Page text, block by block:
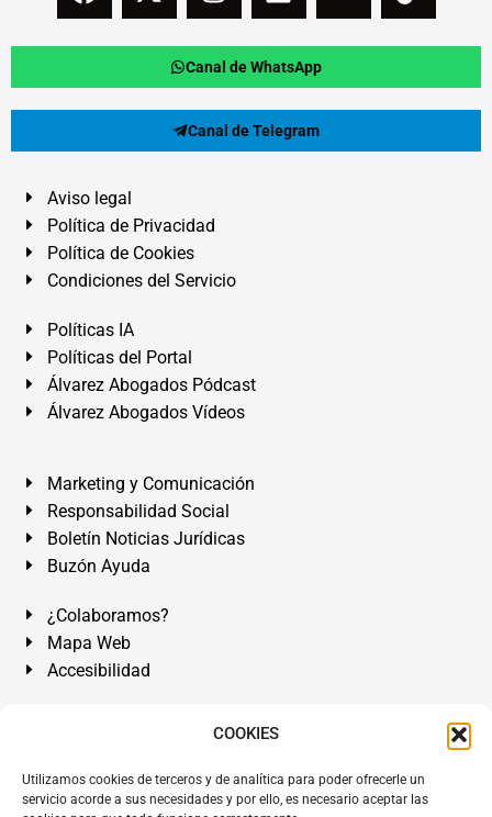
COOKIES
Utilizamos cookies de terceros y de analítica para poder ofrecerle un
servicio acorde a sus necesidades y por ello, es necesario aceptar las
Canal de WhatsApp
Canal de Telegram
Aviso legal
Política de Privacidad
Política de Cookies
Condiciones del Servicio
Políticas IA
Políticas del Portal
Álvarez Abogados Pódcast
Álvarez Abogados Vídeos
Marketing y Comunicación
Responsabilidad Social
Boletín Noticias Jurídicas
Buzón Ayuda
¿Colaboramos?
Mapa Web
Accesibilidad
Álvarez Abogados Tenerife:Calle Teobaldo Power Nº 7,
de Tenerife. Islas Canarias.